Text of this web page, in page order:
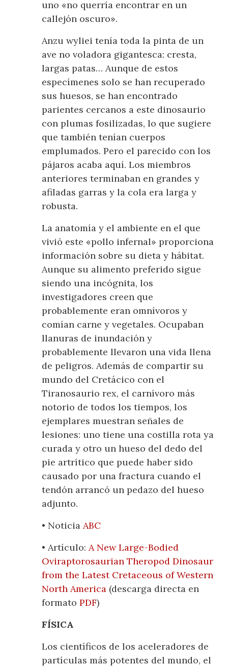
uno «no querría encontrar en un
callejón oscuro».
Anzu wyliei tenía toda la pinta de un
ave no voladora gigantesca: cresta,
largas patas… Aunque de estos
especímenes solo se han recuperado
sus huesos, se han encontrado
parientes cercanos a este dinosaurio
con plumas fosilizadas, lo que sugiere
que también tenían cuerpos
emplumados. Pero el parecido con los
pájaros acaba aquí. Los miembros
anteriores terminaban en grandes y
afiladas garras y la cola era larga y
robusta.
La anatomía y el ambiente en el que
vivió este «pollo infernal» proporciona
información sobre su dieta y hábitat.
Aunque su alimento preferido sigue
siendo una incógnita, los
investigadores creen que
probablemente eran omnívoros y
comían carne y vegetales. Ocupaban
llanuras de inundación y
probablemente llevaron una vida llena
de peligros. Además de compartir su
mundo del Cretácico con el
Tiranosaurio rex, el carnívoro más
notorio de todos los tiempos, los
ejemplares muestran señales de
lesiones: uno tiene una costilla rota ya
curada y otro un hueso del dedo del
pie artrítico que puede haber sido
causado por una fractura cuando el
tendón arrancó un pedazo del hueso
adjunto.
• NoticiaABC
• Artículo:A New Large-Bodied
Oviraptorosaurian Theropod Dinosaur
from the Latest Cretaceous of Western
North America (descarga directa en
formatoPDF)
FÍSICA
Los científicos de los aceleradores de
partículas más potentes del mundo, el